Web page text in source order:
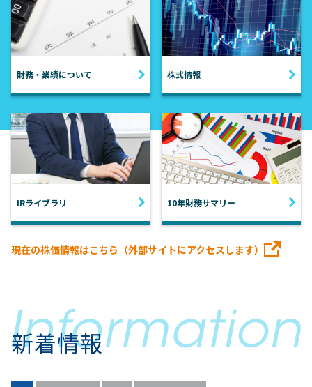
財務・業績について 株式情報
IRライブラリ 10年財務サマリー
現在の株価情報はこちら（外部サイトにアクセスします）
新着情報